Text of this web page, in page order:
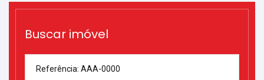
Buscar imóvel
Referência: AAA-0000